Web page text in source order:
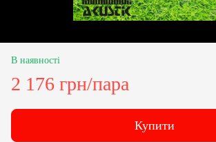
В наявності
2 176 грн/пара
Купити